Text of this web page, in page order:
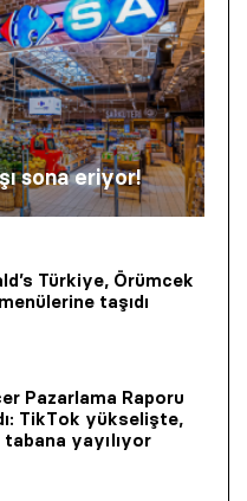
sona eriyor!
Türkiye, Örümcek
taşıdı
Pazarlama Raporu
TikTok yükselişte,
yayılıyor